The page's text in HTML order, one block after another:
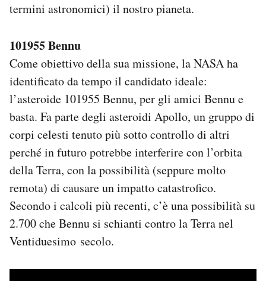
termini astronomici) il nostro pianeta.
101955 Bennu
Come obiettivo della sua missione, la NASA ha
identificato da tempo il candidato ideale:
l’asteroide 101955 Bennu, per gli amici Bennu e
basta. Fa parte degli asteroidi Apollo, un gruppo di
corpi celesti tenuto più sotto controllo di altri
perché in futuro potrebbe interferire con l’orbita
della Terra, con la possibilità (seppure molto
remota) di causare un impatto catastrofico.
Secondo i calcoli più recenti, c’è una possibilità su
2.700 che Bennu si schianti contro la Terra nel
Ventiduesimo secolo.